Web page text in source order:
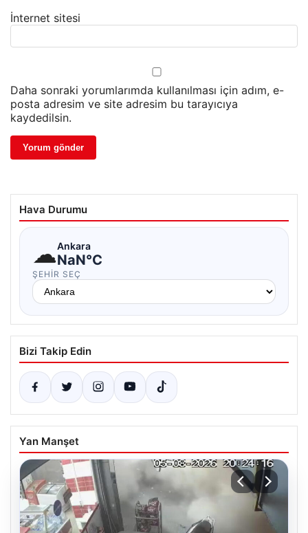
İnternet sitesi
Daha sonraki yorumlarımda kullanılması için adım, e-
posta adresim ve site adresim bu tarayıcıya
kaydedilsin.
Hava Durumu
☁Ankara
NaN°C
ŞEHIR SEÇ
Bizi Takip Edin
Yan Manşet